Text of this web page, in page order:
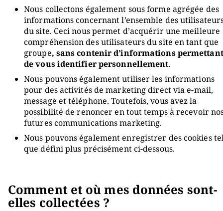
Nous collectons également sous forme agrégée des
informations concernant l’ensemble des
du site. Ceci nous permet d’acquérir une meilleure
compréhension des utilisateurs du site en tant que
groupe, sans contenir d’informations permettant
de vous identifier personnellement.
Nous pouvons également utiliser les informations
pour des activités de marketing direct via e-mail,
message et téléphone. Toutefois, vous avez la
possibilité de renoncer en tout temps à recevoir
futures communications marketing.
Nous pouvons également enregistrer des cookies
que défini plus précisément ci-dessous.
Comment et où mes données sont-
elles collectées ?